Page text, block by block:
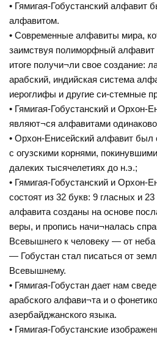
• Гямигая-Гобустанский
алфавитом.
• Современные алфавиты мира,
заимствуя полиморфный алфавит
итоге получи¬ли свое создание:
арабский, индийская система
иероглифы и другие си-стемные
• Гямигая-Гобустанский и Орхон-
являют¬ся алфавитами
• Орхон-Енисейский алфавит был
с огузскими корнями,
далеких тысячелетиях до н.э.;
• Гямигая-Гобустанский и Орхон-
состоят из 32 букв: 9 гласных и
алфавита созданы на основе
веры, и пропись начи¬налась
Всевышнего к человеку — от
— Гобустан стал писаться от
Всевышнему.
• Гямигая-Гобустан дает нам
арабского алфави¬та и о
азербайджанского языка.
• Гямигая-Гобустанские